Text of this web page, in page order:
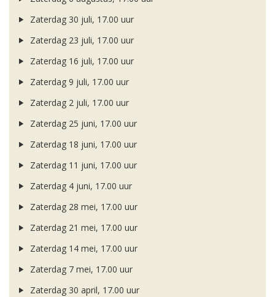
Zaterdag 30 juli, 17.00 uur
Zaterdag 23 juli, 17.00 uur
Zaterdag 16 juli, 17.00 uur
Zaterdag 9 juli, 17.00 uur
Zaterdag 2 juli, 17.00 uur
Zaterdag 25 juni, 17.00 uur
Zaterdag 18 juni, 17.00 uur
Zaterdag 11 juni, 17.00 uur
Zaterdag 4 juni, 17.00 uur
Zaterdag 28 mei, 17.00 uur
Zaterdag 21 mei, 17.00 uur
Zaterdag 14 mei, 17.00 uur
Zaterdag 7 mei, 17.00 uur
Zaterdag 30 april, 17.00 uur